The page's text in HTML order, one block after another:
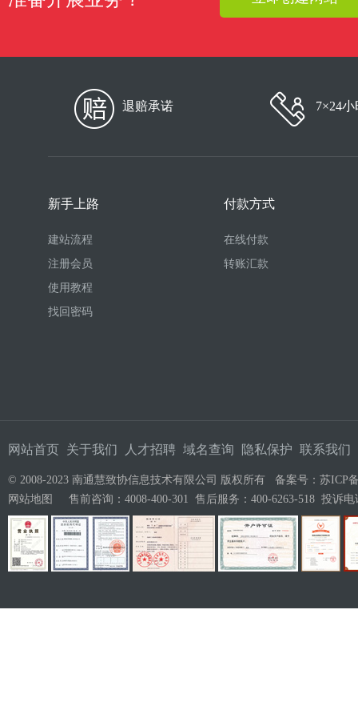
退赔承诺 7×24
新手上路
建站流程
注册会员
使用教程
找回密码
付款方式
在线付款
转账汇款
网站首页 关于我们 人才招聘 域名查询 隐私保护 联系我们
© 2008-2023 南通慧致协信息技术有限公司 版权所有 备案号： 苏ICP
网站地图
售前咨询：4008-400-301 售后服务：400-6263-518 投诉